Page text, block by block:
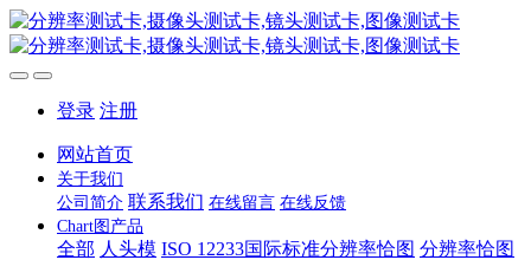
登录 注册
网站首页
关于我们
公司简介 联系我们 在线留言 在线反馈
Chart图产品
全部 人头模 ISO 12233国际标准分辨率恰图 分辨率恰图